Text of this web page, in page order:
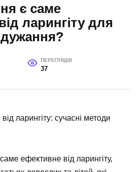
є саме
ларингіту для
ПЕРЕГЛЯДІВ
37
ларингіту: сучасні методи
ефективне від ларингіту,